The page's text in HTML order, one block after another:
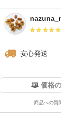
★ドライフルー
ツがしけてしま
安心発送
価格
商品への質